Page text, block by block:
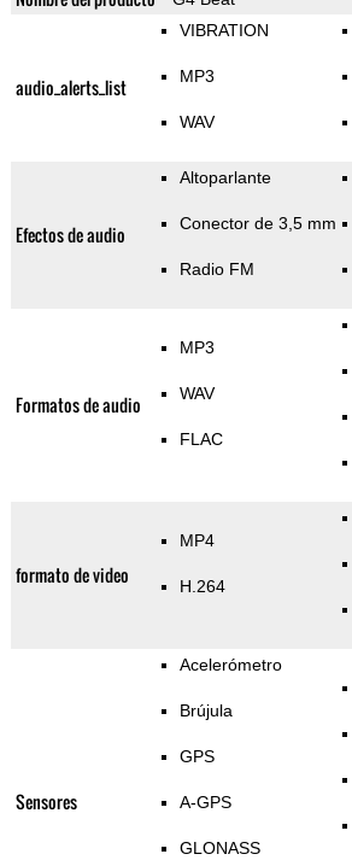
audio_alerts_list
VIBRATION
MP3
WAV
Efectos de audio
Altoparlante
Conector de 3,5 mm
Radio FM
Formatos de audio
MP3
WAV
FLAC
formato de video
MP4
H.264
Sensores
Acelerómetro
Brújula
GPS
A-GPS
GLONASS